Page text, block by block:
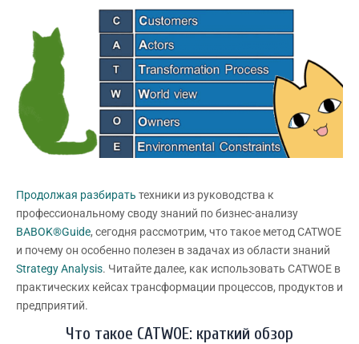
Продолжая разбирать техники из руководства к
профессиональному своду знаний по бизнес-анализу
BABOK®Guide, сегодня рассмотрим, что такое метод CATWOE
и почему он особенно полезен в задачах из области знаний
Strategy Analysis. Читайте далее, как использовать CATWOE в
практических кейсах трансформации процессов, продуктов и
предприятий.
Что такое CATWOE: краткий обзор